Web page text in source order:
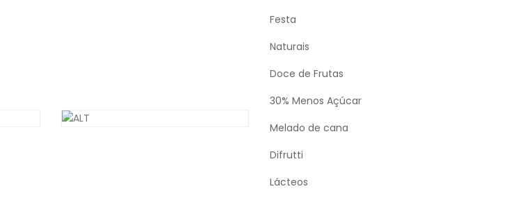
Festa
Naturais
Doce de Frutas
30% Menos Açúcar
Melado de cana
Difrutti
Lácteos